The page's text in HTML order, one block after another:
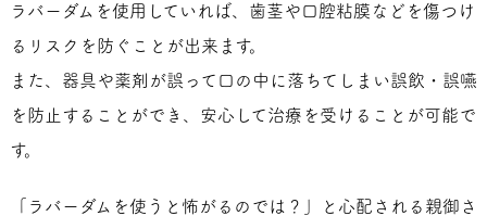
ラバーダムを使用していれば、歯茎や口腔粘膜などを傷つけ
るリスクを防ぐことが出来ます。
また、器具や薬剤が誤って口の中に落ちてしまい誤飲・誤嚥
を防止することができ、安心して治療を受けることが可能で
す。
「ラバーダムを使うと怖がるのでは？」と心配される親御さ